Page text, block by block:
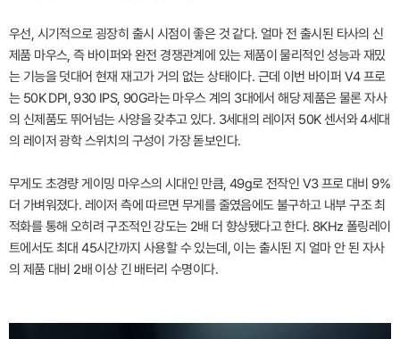
우선, 시기적으로 굉장히 출시 시점이 좋은 것 같다. 얼마 전 출시된 타사의 신
제품 마우스, 즉 바이퍼와 완전 경쟁관계에 있는 제품이 물리적인 성능과 재밌
는 기능을 덧대어 현재 재고가 거의 없는 상태이다. 근데 이번 바이퍼 V4 프로
는 50K DPI, 930 IPS, 90G라는 마우스 계의 3대에서 해당 제품은 물론 자사
의 신제품도 뛰어넘는 사양을 갖추고 있다. 3세대의 레이저 50K 센서와 4세대
의 레이저 광학 스위치의 구성이 가장 돋보인다.
무게도 초경량 게이밍 마우스의 시대인 만큼, 49g로 전작인 V3 프로 대비 9%
더 가벼워졌다. 레이저 측에 따르면 무게를 줄였음에도 불구하고 내부 구조 최
적화를 통해 오히려 구조적인 강도는 2배 더 향상됐다고 한다. 8KHz 폴링레이
트에서도 최대 45시간까지 사용할 수 있는데, 이는 출시된 지 얼마 안 된 자사
의 제품 대비 2배 이상 긴 배터리 수명이다.